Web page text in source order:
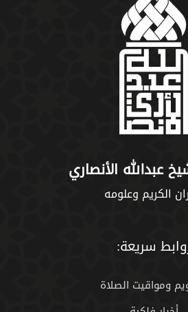
عبدالله الأنصاري
الكريم وعلومه
سريعة:
ومواقيت الصلاة